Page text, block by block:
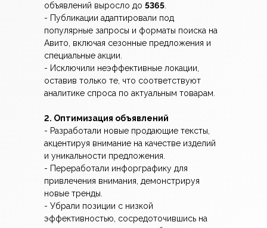
объявлений выросло до 5365
- Публикации адаптировали под
популярные запросы и форматы поиска на
Авито, включая сезонные предложения и
специальные акции.
- Исключили неэффективные локации,
оставив только те, что соответствуют
аналитике спроса по актуальным товарам.
2. Оптимизация объявлений
- Разработали новые продающие тексты,
акцентируя внимание на качестве изделий
и уникальности предложения.
- Переработали инфорграфику для
привлечения внимания, демонстрируя
новые тренды.
- Убрали позиции с низкой
эффективностью, сосредоточившись на